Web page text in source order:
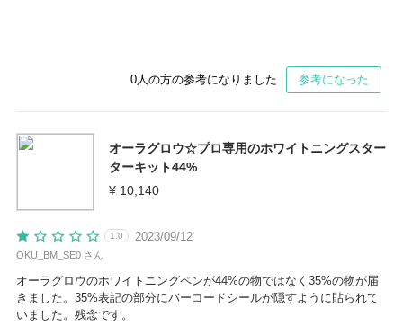
0 人の方の参考になりました 参考になった
オーラグロウ☆プロ専用のホワイトニングスター
ターキット44%
¥ 10,140
2023/09/12
1.0
OKU_BM_SE0 さん
オーラグロウのホワイトニングペンが44%の物ではなく35%の物が届
きました。35%表記の部分にバーコードシールが隠すように貼られて
いました。残念です。